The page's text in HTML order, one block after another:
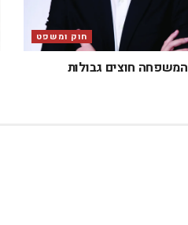
חוק ומשפט
חוצים גבולות